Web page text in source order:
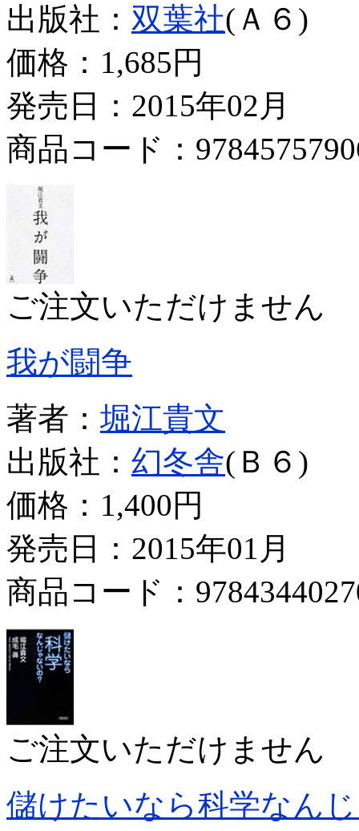
出版社： 双葉社(Ａ６)
価格： 1,685円
発売日：2015年02月
商品コード：
ご注文いただけません
我が闘争
著者： 堀江貴文
出版社： 幻冬舎(Ｂ６)
価格： 1,400円
発売日：2015年01月
商品コード：
ご注文いただけません
儲けたいなら科学なん